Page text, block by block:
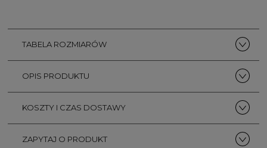
TABELA ROZMIARÓW
OPIS PRODUKTU
KOSZTY I CZAS DOSTAWY
ZAPYTAJ O PRODUKT